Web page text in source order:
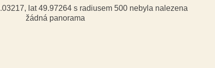
lat 49.97264 s radiusem 500 nebyla nalezena
žádná panorama